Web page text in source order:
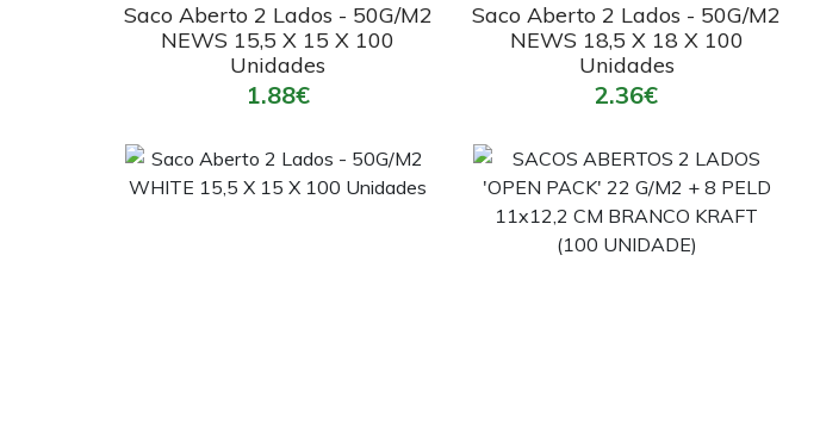
Saco Aberto 2 Lados - 50G/M2
NEWS 15,5 X 15 X 100
Unidades
1.88€
Saco Aberto 2 Lados - 50G/M2
NEWS 18,5 X 18 X 100
Unidades
2.36€